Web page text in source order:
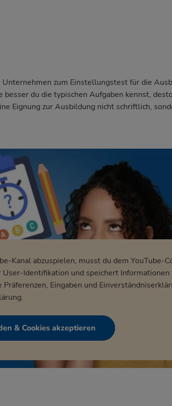
zum Einstellungstest für die
besser du die typischen Aufgaben kennst,
Eignung zur Ausbildung nicht schriftlich,
Kanal abzuspielen, musst du dem YouTube-
User-Identifikation und speichert Informationen
Eingaben und
.
& Cookies akzeptieren